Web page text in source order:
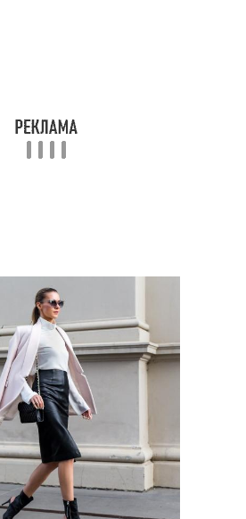
Вязаные юбки
Красочные юбки